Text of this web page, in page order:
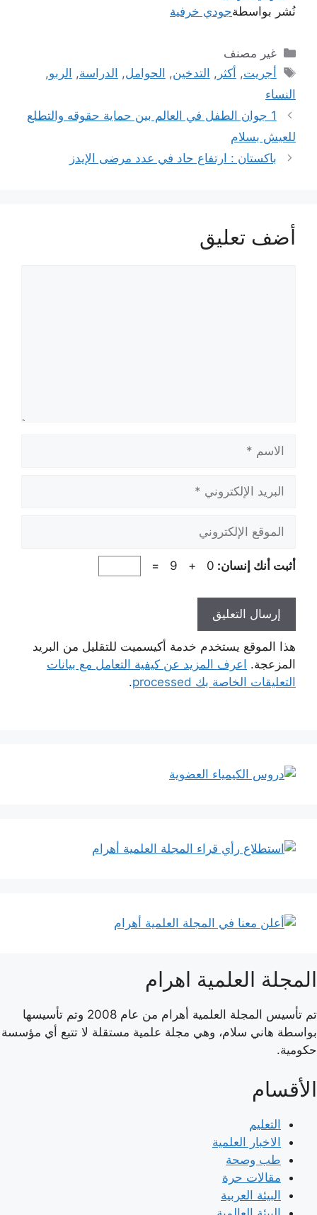
نُشر بواسطةجودي خرفية
التصنيفات
غير مصنف
الوسوم
أجريت, أكثر , التدخين, الحوامل, ﺍﻟﺪﺭﺍﺳﺔ, الربو,
ﺍﻟﻨﺴﺎﺀ
1 جوان الطفل في العالم بين حماية حقوقه والتطلع
للعيش بسلام
باكستان : ارتفاع حاد في عدد مرضى الإيدز
أضف تعليق
الإلكتروني
الإلكتروني
أثبت أنك إنسان: 0 + 9 =
هذا الموقع يستخدم خدمة أكيسميت للتقليل من البريد
المزعجة. اعرف المزيد عن كيفية التعامل مع بيانات
التعليقات الخاصة بك processed
.
المجلة العلمية اهرام
تم تأسيس المجلة العلمية أهرام من عام 2008 وتم تأسيسها
بواسطة هاني سلام، وهي مجلة علمية مستقلة لا تتبع أي مؤسسة
حكومية.
الأقسام
التعليم
الاخبار العلمية
طب وصحة
مقالات حرة
البيئة العربية